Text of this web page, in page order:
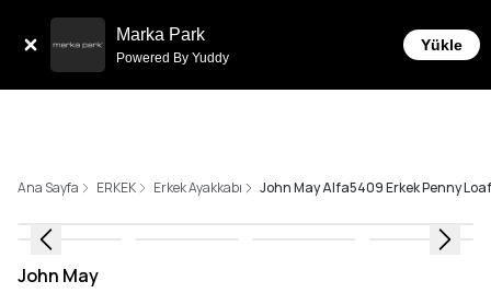
Marka Park
Powered By Yuddy
Yükle
Ana Sayfa ERKEK Erkek Ayakkabı John May Alfa5409 Erkek Penny
John May